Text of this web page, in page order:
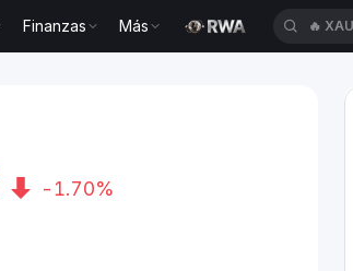
Finanzas Más 🔥
-1.70%